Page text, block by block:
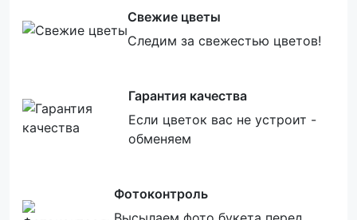
Свежие цветы
Следим за свежестью цветов!
Гарантия качества
Если цветок вас не устроит -
обменяем
Фотоконтроль